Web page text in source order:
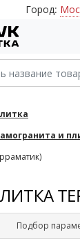
Город:
и
Подбор